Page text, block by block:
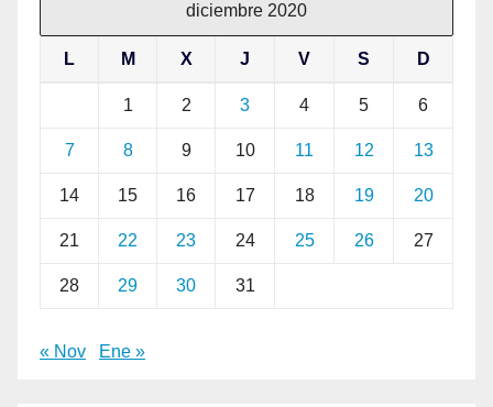
diciembre 2020
L M X J V S D
1 2 3 4 5 6
7 8 9 10 11 12 13
14 15 16 17 18 19 20
21 22 23 24 25 26 27
28 29 30 31
« Nov Ene »